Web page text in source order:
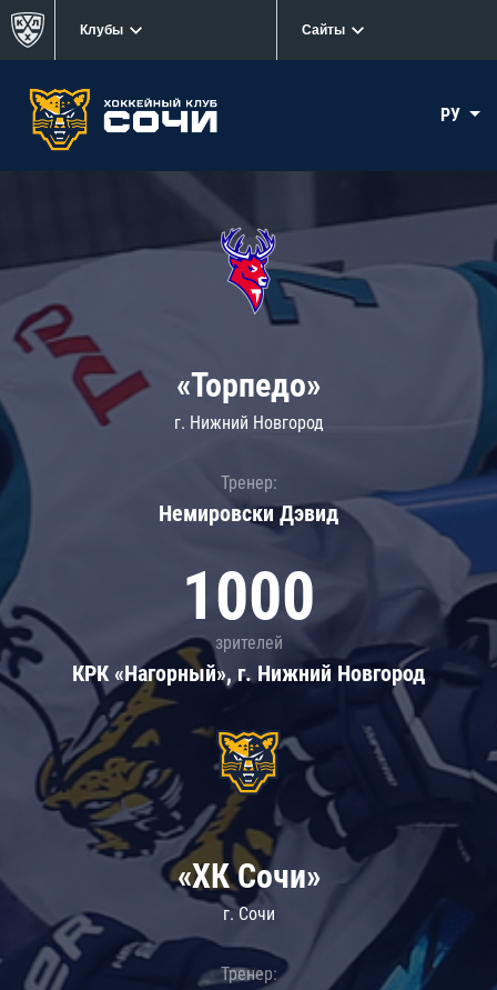
Клубы Сайты
РУ
«Торпедо»
г. Нижний Новгород
Тренер:
Немировски Дэвид
1000
зрителей
КРК «Нагорный», г. Нижний Новгород
«ХК Сочи»
г. Сочи
Тренер: